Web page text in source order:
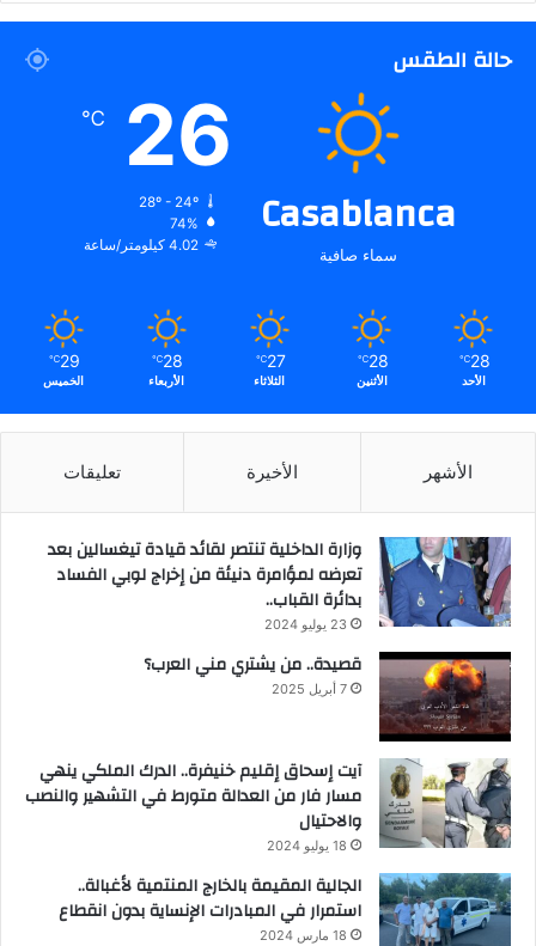
حالة الطقس
Casablanca
سماء صافية
26
℃
28º - 24º
74%
4.02 كيلومتر/ساعة
28
℃
الأحد
28
℃
الأثنين
27
℃
الثلاثاء
28
℃
الأربعاء
29
℃
الخميس
الأشهر الأخيرة تعليقات
وزارة الداخلية تنتصر لقائد قيادة تيغسالين بعد
تعرضه لمؤامرة دنيئة من إخراج لوبي الفساد
بدائرة القباب..
23 يوليو 2024
قصيدة.. من يشتري مني العرب؟
7 أبريل 2025
آيت إسحاق إقليم خنيفرة.. الدرك الملكي ينهي
مسار فار من العدالة متورط في التشهير والنصب
والاحتيال
18 يوليو 2024
الجالية المقيمة بالخارج المنتمية لأغبالة..
استمرار في المبادرات الإنساية بدون انقطاع
18 مارس 2024